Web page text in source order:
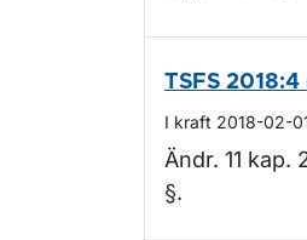
TSFS
I kraft 2018-02-
Ändr. 11 kap.
§.